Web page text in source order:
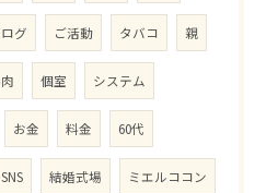
グ ご活動 タバコ 親
個室 システム
お金 料金 60代
SNS 結婚式場 ミエルココン